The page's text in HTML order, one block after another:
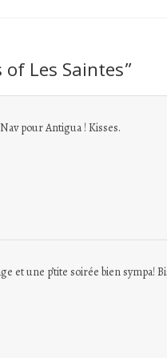
Les Saintes”
pour Antigua ! Kisses.
et une p’tite soirée bien sympa!